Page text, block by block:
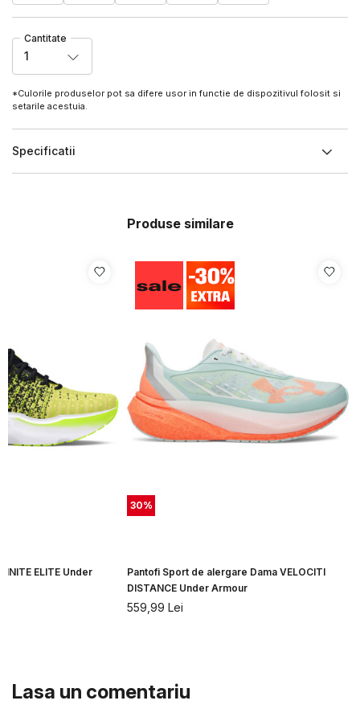
Cantitate
1
*Culorile produselor pot sa difere usor in functie de dispozitivul folosit si
setarile acestuia.
Specificatii
Produse similare
ELITE Under
30%
Pantofi Sport de alergare Dama VELOCITI
DISTANCE Under Armour
559,99 Lei
Lasa un comentariu